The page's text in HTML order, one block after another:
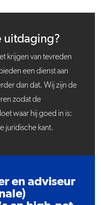
uitdaging?
krijgen van tevreden
een dienst aan
dan dat. Wij zijn de
zodat de
waar hij goed in is:
juridische kant.
en adviseur